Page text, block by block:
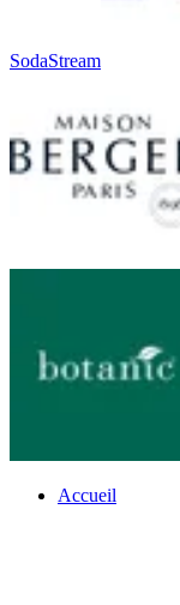
SodaStream
Accueil